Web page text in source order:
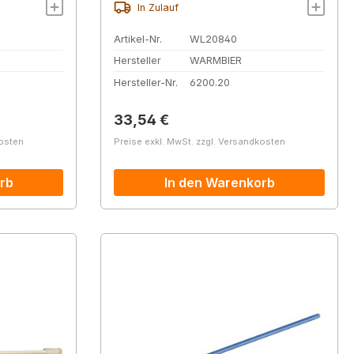
In Zulauf
Artikel-Nr.
WL20840
Hersteller
WARMBIER
Hersteller-Nr.
6200.20
Regulärer Preis:
33,54 €
Preise exkl. MwSt. zzgl. Versandkosten
In den Warenkorb